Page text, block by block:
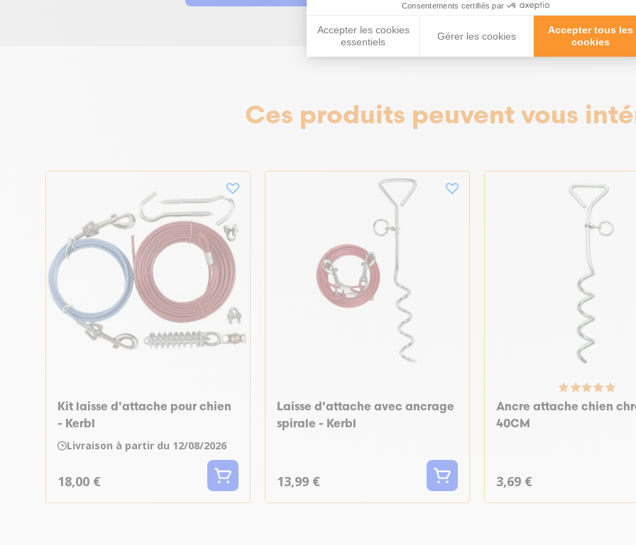
Consentements certifiés par
Accepter les cookies
essentiels
Gérer les cookies
Accepter tous les
cookies
Ces produits peuvent vous
Kit laisse d'attache pour chien
- Kerbl
Livraison à partir du 12/08/2026
18,00 €
Laisse d'attache avec ancrage
spirale - Kerbl
13,99 €
Ancre attache chien
40CM
3,69 €